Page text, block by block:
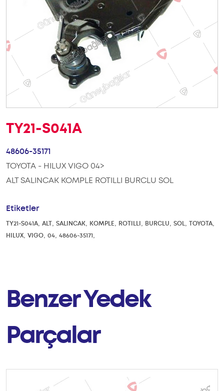
TY21-S041A
48606-35171
TOYOTA - HILUX VIGO 04>
ALT SALINCAK KOMPLE ROTILLI BURCLU SOL
Etiketler
TY21-S041A, ALT, SALINCAK, KOMPLE, ROTILLI, BURCLU, SOL, TOYOTA,
HILUX, VIGO, 04, 48606-35171,
Benzer Yedek
Parçalar